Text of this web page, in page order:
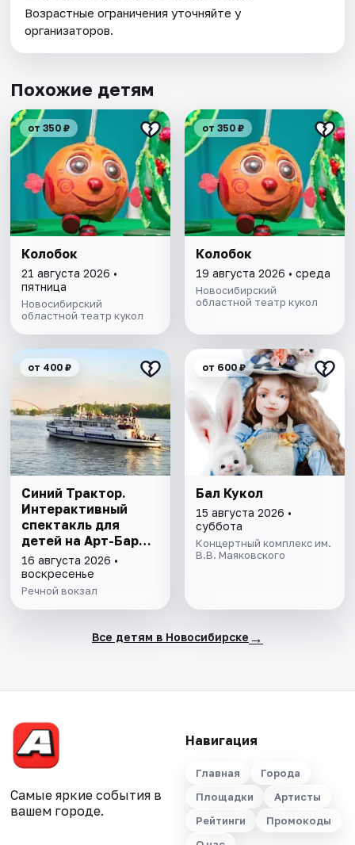
Возрастные ограничения уточняйте у
организаторов.
Похожие детям
от 350 ₽
Колобок
21 августа 2026 •
пятница
Новосибирский
областной театр кукол
от 350 ₽
Колобок
19 августа 2026 • среда
Новосибирский
областной театр кукол
от 400 ₽
Синий Трактор.
Интерактивный
спектакль для
детей на Арт-Барже
"Кубрик"
16 августа 2026 •
воскресенье
Речной вокзал
от 600 ₽
Бал Кукол
15 августа 2026 •
суббота
Концертный комплекс им.
В.В. Маяковского
Все детям в Новосибирске →
Самые яркие события в
вашем городе.
Навигация
Главная
Города
Площадки
Артисты
Рейтинги
Промокоды